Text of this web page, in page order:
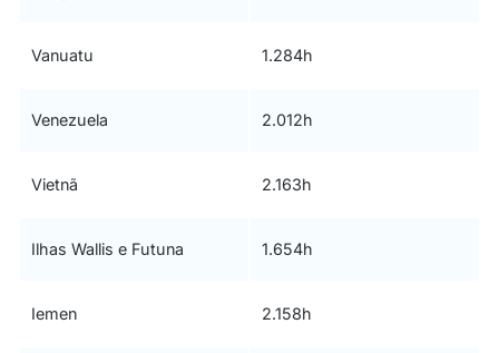
Vanuatu 1.284h
Venezuela 2.012h
Vietnã 2.163h
Ilhas Wallis e Futuna 1.654h
Iemen 2.158h